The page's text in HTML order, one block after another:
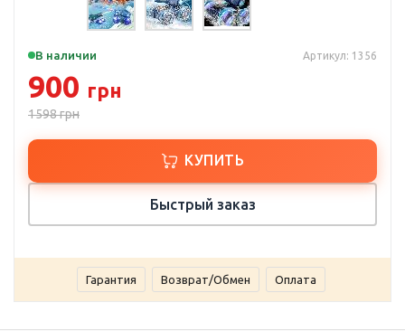
В наличии Артикул: 1356
900 грн
1598грн
КУПИТЬ
Быстрый заказ
Гарантия Возврат/Обмен Оплата